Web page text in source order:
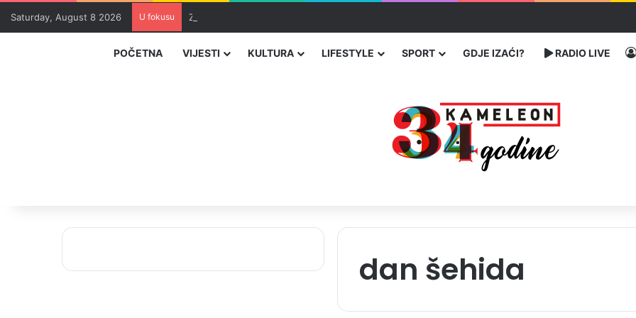
Saturday, August 8 2026 U fokusu Zvizdić, Magazinović i Kojović traže poseban status za Memorijalni centar Srebrenica
POČETNA VIJESTI KULTURA LIFESTYLE SPORT GDJE IZAĆI? RADIO LIVE
dan šehida